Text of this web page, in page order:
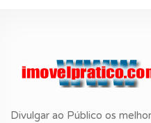
Divulgar ao Público os